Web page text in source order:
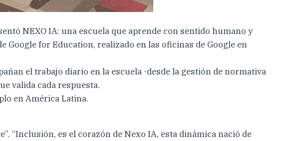
NEXO IA: una escuela que aprende con sentido humano y
Google for Education, realizado en las oficinas de Google en
el trabajo diario en la escuela -desde la gestión de normativa
valida cada respuesta.
en América Latina.
“Inclusión, es el corazón de Nexo IA, esta dinámica nació de